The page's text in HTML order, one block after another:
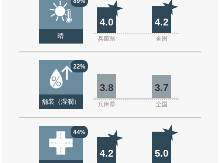
晴
4.0 4.2
兵庫県 全国
22%
舗装（湿潤）
3.8 3.7
兵庫県 全国
44%
4.2 5.0